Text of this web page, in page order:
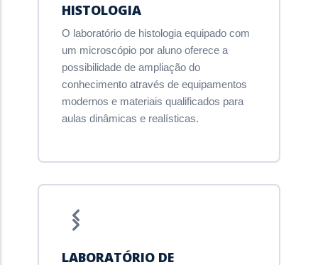
HISTOLOGIA
O laboratório de histologia equipado com
um microscópio por aluno oferece a
possibilidade de ampliação do
conhecimento através de equipamentos
modernos e materiais qualificados para
aulas dinâmicas e realísticas.
LABORATÓRIO DE